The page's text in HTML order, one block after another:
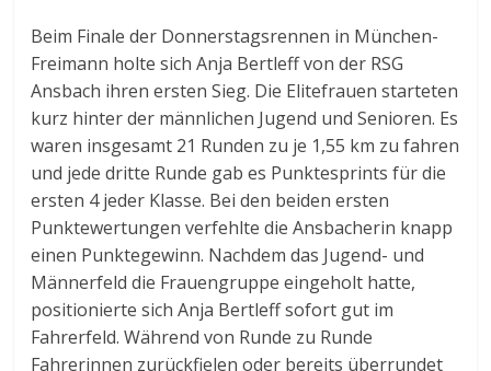
Beim Finale der Donnerstagsrennen in München-
Freimann holte sich Anja Bertleff von der RSG
Ansbach ihren ersten Sieg. Die Elitefrauen starteten
kurz hinter der männlichen Jugend und Senioren. Es
waren insgesamt 21 Runden zu je 1,55 km zu fahren
und jede dritte Runde gab es Punktesprints für die
ersten 4 jeder Klasse. Bei den beiden ersten
Punktewertungen verfehlte die Ansbacherin knapp
einen Punktegewinn. Nachdem das Jugend- und
Männerfeld die Frauengruppe eingeholt hatte,
positionierte sich Anja Bertleff sofort gut im
Fahrerfeld. Während von Runde zu Runde
Fahrerinnen zurückfielen oder bereits überrundet